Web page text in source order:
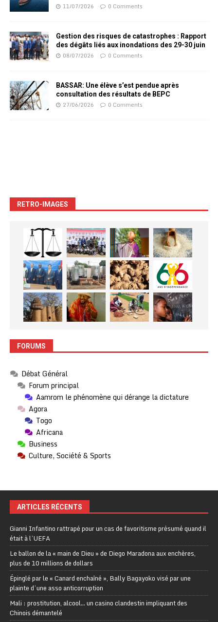
11/07/2026 0 Comments
Gestion des risques de catastrophes : Rapport
des dégâts liés aux inondations des 29-30 juin
08/07/2026 0 Comments
BASSAR: Une élève s’est pendue après
consultation des résultats de BEPC
27/06/2026 0 Comments
RETRO-IMAGES
FORUMS
Débat Général
Forum principal
Aamrom le phénomène qui dérange la dictature
Agora
Togo
Africana
Business
Culture, Société & Sports
ARTICLES RÉCENTS
Gianni Infantino rattrapé pour un cas de favoritisme présumé quand il
était à l’UEFA
Le ballon de la « main de Dieu » de Diego Maradona aux enchères,
plus de 10 millions de dollars
Épinglé par le « Canard enchaîné », Bally Bagayoko visé par une
plainte d’une asso anticorruption
Mali : prostitution, alcool… un casino clandestin impliquant des
Chinois démantelé